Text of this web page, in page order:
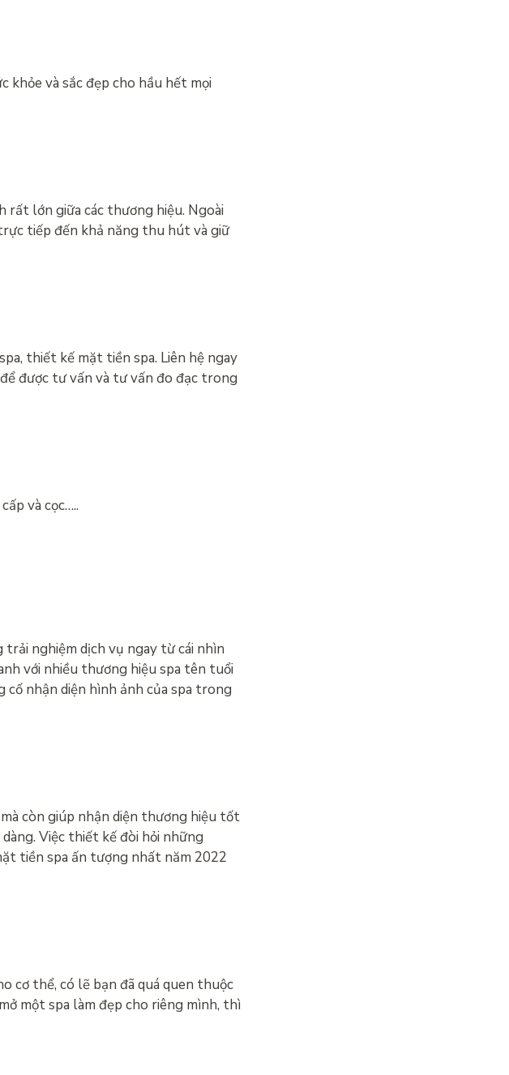
khỏe và sắc đẹp cho hầu hết mọi
rất lớn giữa các thương hiệu. Ngoài
tiếp đến khả năng thu hút và giữ
thiết kế mặt tiền spa. Liên hệ ngay
được tư vấn và tư vấn đo đạc trong
và cọc…..
nghiệm dịch vụ ngay từ cái nhìn
với nhiều thương hiệu spa tên tuổi
nhận diện hình ảnh của spa trong
còn giúp nhận diện thương hiệu tốt
Việc thiết kế đòi hỏi những
tiền spa ấn tượng nhất năm 2022
cơ thể, có lẽ bạn đã quá quen thuộc
một spa làm đẹp cho riêng mình, thì